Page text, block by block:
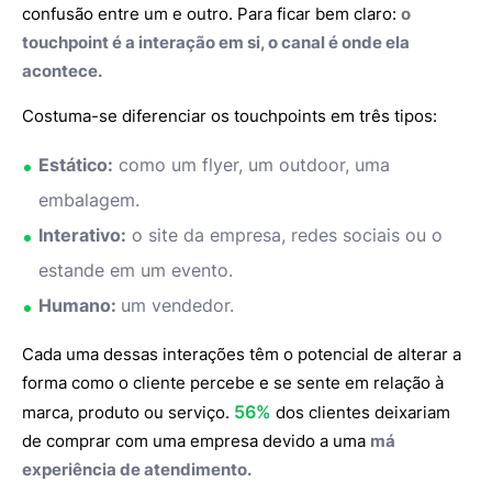
confusão entre um e outro. Para ficar bem claro: o
touchpoint é a interação em si, o canal é onde ela
acontece.
Costuma-se diferenciar os touchpoints em três tipos:
Estático: como um flyer, um outdoor, uma
embalagem.
Interativo: o site da empresa, redes sociais ou o
estande em um evento.
Humano: um vendedor.
Cada uma dessas interações têm o potencial de alterar a
forma como o cliente percebe e se sente em relação à
marca, produto ou serviço. 56% dos clientes deixariam
de comprar com uma empresa devido a uma má
experiência de atendimento.